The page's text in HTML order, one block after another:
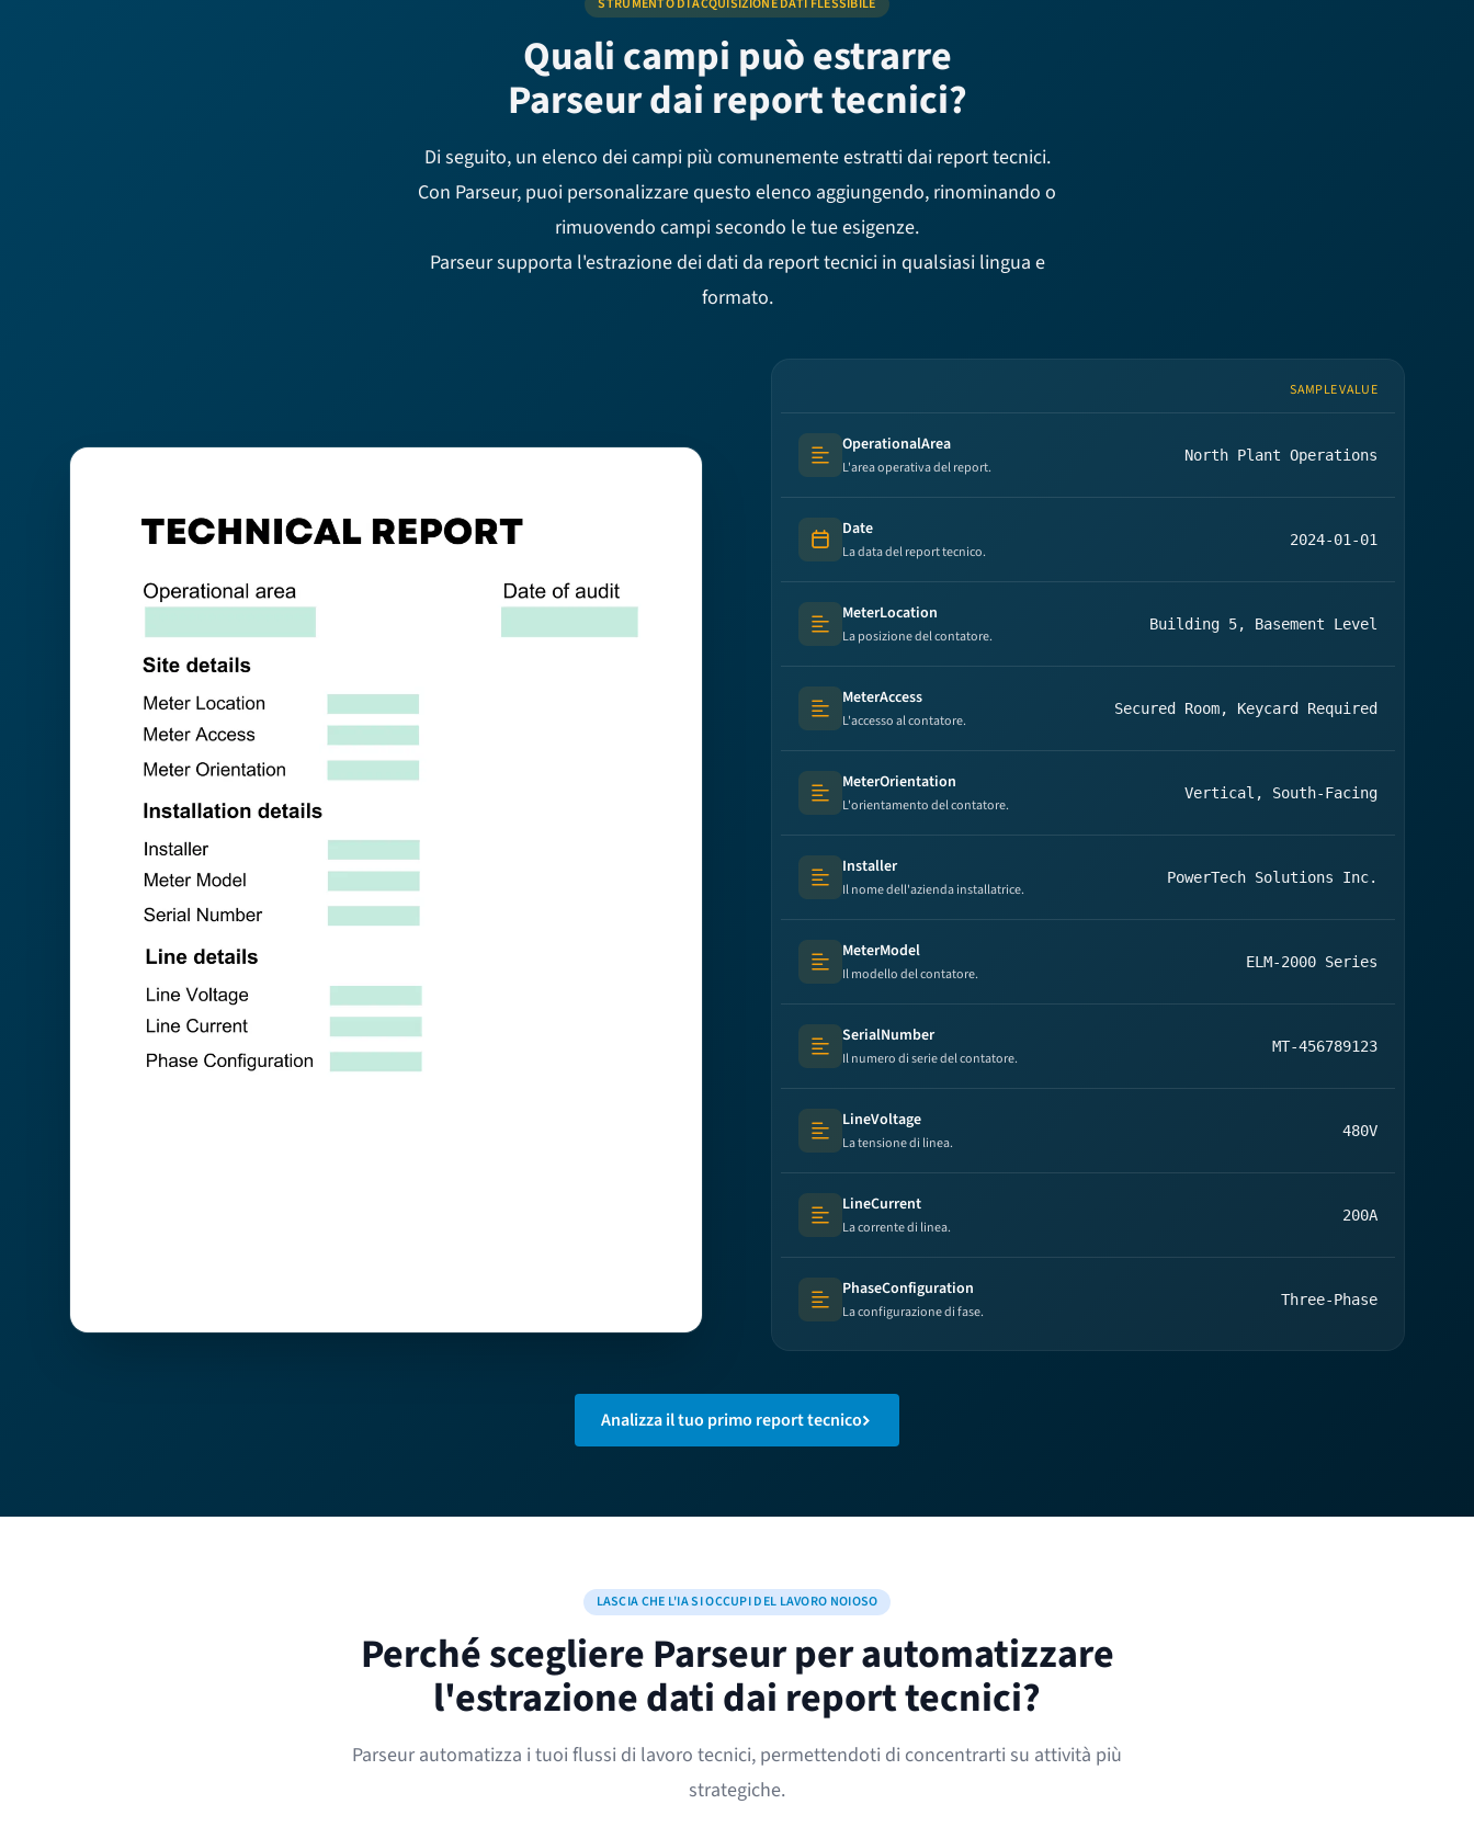
STRUMENTO DI ACQUISIZIONE DATI FLESSIBILE
Quali campi può estrarre
Parseur dai report tecnici?
Di seguito, un elenco dei campi più comunemente estratti dai report tecnici.
Con Parseur, puoi personalizzare questo elenco aggiungendo, rinominando o
rimuovendo campi secondo le tue esigenze.
Parseur supporta l'estrazione dei dati da report tecnici in qualsiasi lingua e
formato.
SAMPLE VALUE
Text (multi-lines)
OperationalArea
L'area operativa del report.
North Plant Operations
Date
Date
La data del report tecnico.
2024-01-01
Text (multi-lines)
MeterLocation
La posizione del contatore.
Building 5, Basement Level
Text (multi-lines)
MeterAccess
L'accesso al contatore.
Secured Room, Keycard Required
Text (multi-lines)
MeterOrientation
L'orientamento del contatore.
Vertical, South-Facing
Text (multi-lines)
Installer
Il nome dell'azienda installatrice.
PowerTech Solutions Inc.
Text (multi-lines)
MeterModel
Il modello del contatore.
ELM-2000 Series
Text (multi-lines)
SerialNumber
Il numero di serie del contatore.
MT-456789123
Text (multi-lines)
LineVoltage
La tensione di linea.
480V
Text (multi-lines)
LineCurrent
La corrente di linea.
200A
Text (multi-lines)
PhaseConfiguration
La configurazione di fase.
Three-Phase
Analizza il tuo primo report tecnico
LASCIA CHE L'IA SI OCCUPI DEL LAVORO NOIOSO
Perché scegliere Parseur per automatizzare
l'estrazione dati dai report tecnici?
Parseur automatizza i tuoi flussi di lavoro tecnici, permettendoti di concentrarti su attività più
strategiche.